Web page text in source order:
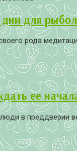
для
рода
ее
в преддверии